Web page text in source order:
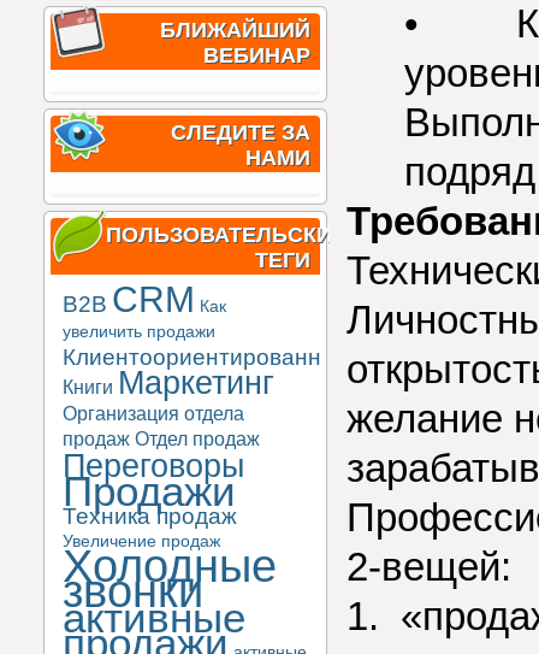
БЛИЖАЙШИЙ
ВЕБИНАР
СЛЕДИТЕ ЗА
НАМИ
ПОЛЬЗОВАТЕЛЬСКИЕ
ТЕГИ
B2B CRM Как
увеличить продажи
Клиентоориентированность
Книги Маркетинг
Организация отдела
продаж Отдел продаж
Переговоры
Продажи
Техника продаж
Увеличение продаж
Холодные
звонки
активные
продажи
• Как
желание
2-вещей:
1.